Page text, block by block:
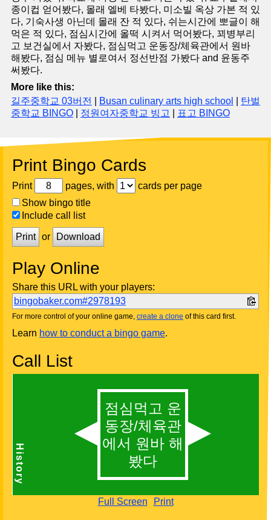
종이컵 얻어봤다, 몰래 엘베 타봤다, 미소빌 옥상 가본 적 있
다, 기숙사생 아닌데 몰래 잔 적 있다, 쉬는시간에 뽀글이 해
먹은 적 있다, 점심시간에 올떡 시켜서 먹어봤다, 꾀병부리
고 보건실에서 자봤다, 점심먹고 운동장/체육관에서 원바
해봤다, 점심 메뉴 별로여서 정선반점 가봤다 and 윤동주
써봤다.
More like this:
길주중학교 03버전
Busan culinary arts high school
탄벌
중학교 BINGO
정원여자중학교 빙고 표고 BINGO
Print Bingo Cards
Print pages, with
cards per page
Show bingo title
Include call list
Print or Download
Play Online
Share this URL with your players:
bingobaker.com#2978193
For more control of your online game, create a clone of this card first.
Learn how to conduct a bingo game.
Call List
Full Screen Print